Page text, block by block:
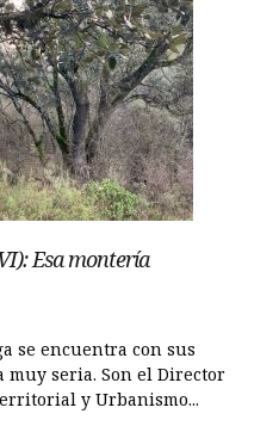
Esa montería
se encuentra con sus
seria. Son el Director
y Urbanismo...